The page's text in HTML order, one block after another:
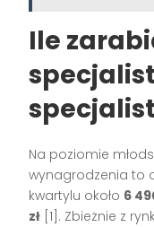
Ile
Na poziomie
wynagrodzenia to
kwartylu około 6
zł [1]. Zbieżnie z